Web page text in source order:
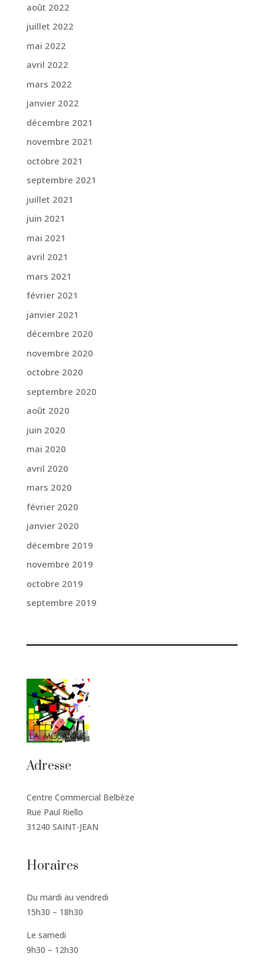
août 2022
juillet 2022
mai 2022
avril 2022
mars 2022
janvier 2022
décembre 2021
novembre 2021
octobre 2021
septembre 2021
juillet 2021
juin 2021
mai 2021
avril 2021
mars 2021
février 2021
janvier 2021
décembre 2020
novembre 2020
octobre 2020
septembre 2020
août 2020
juin 2020
mai 2020
avril 2020
mars 2020
février 2020
janvier 2020
décembre 2019
novembre 2019
octobre 2019
septembre 2019
Adresse
Centre Commercial Belbèze
Rue Paul Riello
31240 SAINT-JEAN
Horaires
Du mardi au vendredi
15h30 – 18h30
Le samedi
9h30 – 12h30